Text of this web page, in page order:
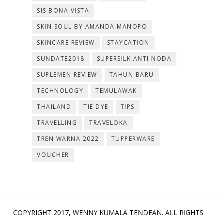
SIS BONA VISTA
SKIN SOUL BY AMANDA MANOPO
SKINCARE REVIEW
STAYCATION
SUNDATE2018
SUPERSILK ANTI NODA
SUPLEMEN REVIEW
TAHUN BARU
TECHNOLOGY
TEMULAWAK
THAILAND
TIE DYE
TIPS
TRAVELLING
TRAVELOKA
TREN WARNA 2022
TUPPERWARE
VOUCHER
COPYRIGHT 2017,WENNY KUMALA TENDEAN. ALL RIGHTS